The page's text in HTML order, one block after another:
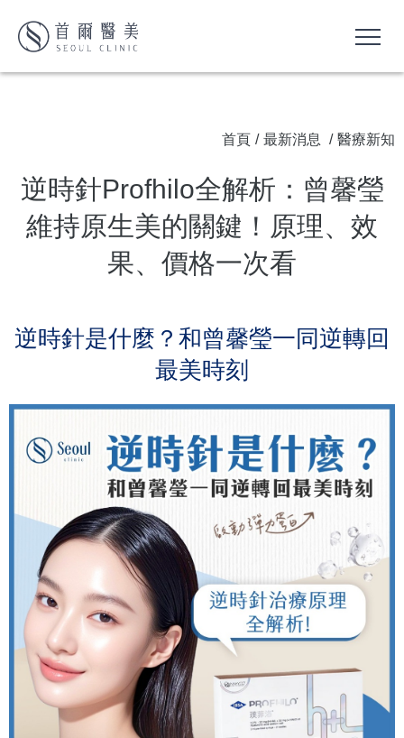
逆時針Profhilo全解析：曾馨瑩
維持原生美的關鍵！原理、效
果、價格一次看
首頁 / 最新消息 / 醫療新知
逆時針是什麼？和曾馨瑩一同逆轉回
最美時刻